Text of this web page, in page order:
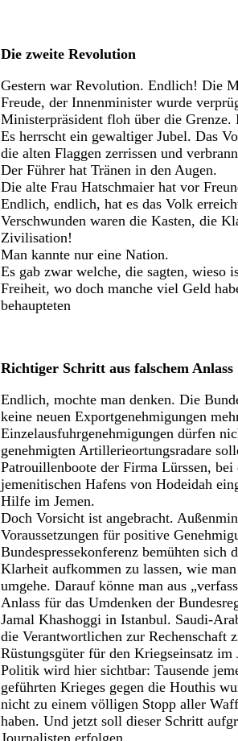
Die zweite Revolution
Gestern war Revolution. Endlich! Die
Freude, der Innenminister wurde
Ministerpräsident floh über die Grenze.
Es herrscht ein gewaltiger Jubel. Das
die alten Flaggen zerrissen und
Der Führer hat Tränen in den Augen.
Die alte Frau Hatschmaier hat vor
Endlich, endlich, hat es das Volk
Verschwunden waren die Kasten, die
Zivilisation!
Man kannte nur eine Nation.
Es gab zwar welche, die sagten, wieso
Freiheit, wo doch manche viel Geld
behaupteten
Richtiger Schritt aus falschem Anlass
Endlich, mochte man denken. Die
keine neuen Exportgenehmigungen
Einzelausfuhrgenehmigungen dürfen
genehmigten Artillerieortungsradare
Patrouillenboote der Firma Lürssen, bei
jemenitischen Hafens von Hodeidah
Hilfe im Jemen.
Doch Vorsicht ist angebracht.
Voraussetzungen für positive
Bundespressekonferenz bemühten
Klarheit aufkommen zu lassen, wie
umgehe. Darauf könne man aus
Anlass für das Umdenken der
Jamal Khashoggi in Istanbul. Saudi-
die Verantwortlichen zur Rechenschaft
Rüstungsgüter für den Kriegseinsatz im
Politik wird hier sichtbar: Tausende
geführten Krieges gegen die Houthis
nicht zu einem völligen Stopp aller
haben. Und jetzt soll dieser Schritt
Journalisten erfolgen.